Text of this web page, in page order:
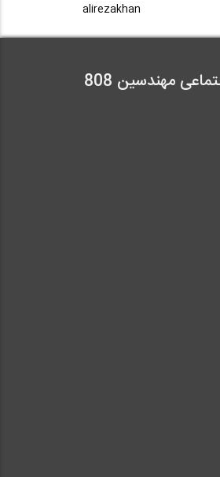
alirezakhan
مهندسین 808